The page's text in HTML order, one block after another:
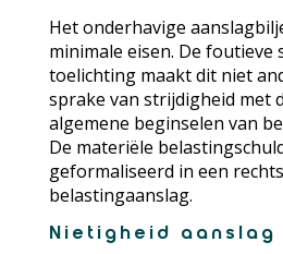
Het onderhavige
minimale eisen. De foutieve
toelichting maakt dit niet
sprake van strijdigheid met
algemene beginselen van
De materiële
geformaliseerd in een
belastingaanslag.
Nietigheid aanslag